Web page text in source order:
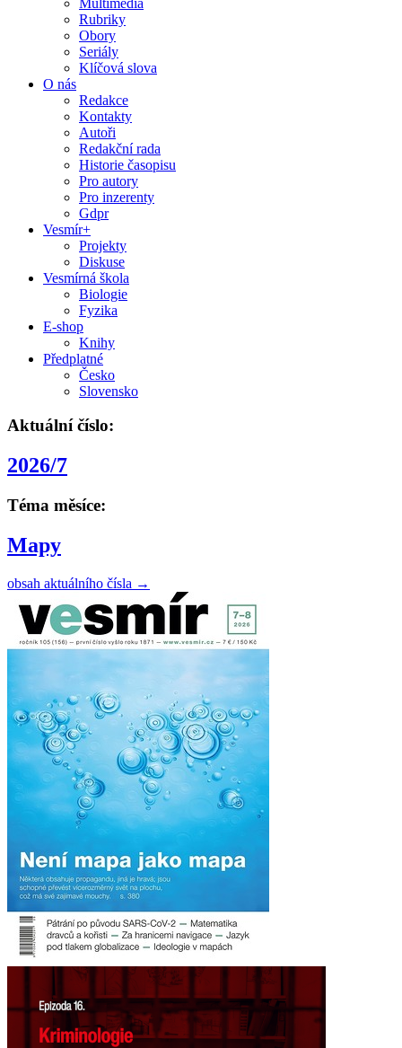
Rubriky
Obory
Seriály
Klíčová slova
O nás
Redakce
Kontakty
Autoři
Redakční rada
Historie časopisu
Pro autory
Pro inzerenty
Gdpr
Vesmír+
Projekty
Diskuse
Vesmírná škola
Biologie
Fyzika
E-shop
Knihy
Předplatné
Česko
Slovensko
Aktuální číslo:
2026/7
Téma měsíce:
Mapy
obsah aktuálního čísla →